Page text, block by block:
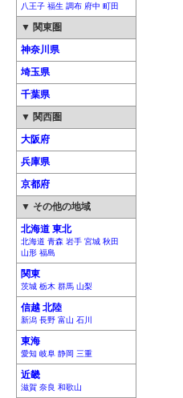
八王子 福生 調布 府中 町田
▼ 関東圏
神奈川県
埼玉県
千葉県
▼ 関西圏
大阪府
兵庫県
京都府
▼ その他の地域
北海道 東北
北海道 青森 岩手 宮城 秋田
山形 福島
関東
茨城 栃木 群馬 山梨
信越 北陸
新潟 長野 富山 石川
東海
愛知 岐阜 静岡 三重
近畿
滋賀 奈良 和歌山